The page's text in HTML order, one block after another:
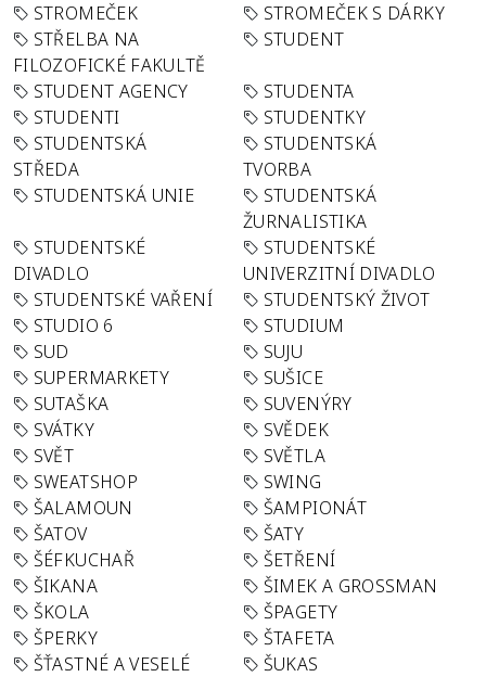
STROMEČEK
STROMEČEK S DÁRKY
STŘELBA NA
FILOZOFICKÉ FAKULTĚ
STUDENT
STUDENT AGENCY
STUDENTA
STUDENTI
STUDENTKY
STUDENTSKÁ
STŘEDA
STUDENTSKÁ
TVORBA
STUDENTSKÁ UNIE
STUDENTSKÁ
ŽURNALISTIKA
STUDENTSKÉ
DIVADLO
STUDENTSKÉ
UNIVERZITNÍ DIVADLO
STUDENTSKÉ VAŘENÍ
STUDENTSKÝ ŽIVOT
STUDIO 6
STUDIUM
SUD
SUJU
SUPERMARKETY
SUŠICE
SUTAŠKA
SUVENÝRY
SVÁTKY
SVĚDEK
SVĚT
SVĚTLA
SWEATSHOP
SWING
ŠALAMOUN
ŠAMPIONÁT
ŠATOV
ŠATY
ŠÉFKUCHAŘ
ŠETŘENÍ
ŠIKANA
ŠIMEK A GROSSMAN
ŠKOLA
ŠPAGETY
ŠPERKY
ŠTAFETA
ŠŤASTNÉ A VESELÉ
ŠUKAS